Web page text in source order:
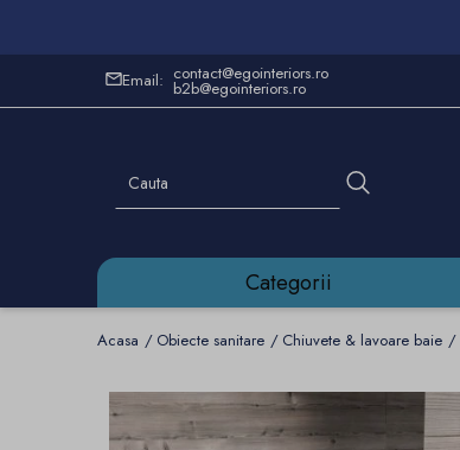
Email: contact@egointeriors.ro
b2b@egointeriors.ro
Categorii
Acasa Obiecte sanitare Chiuvete & lavoare baie